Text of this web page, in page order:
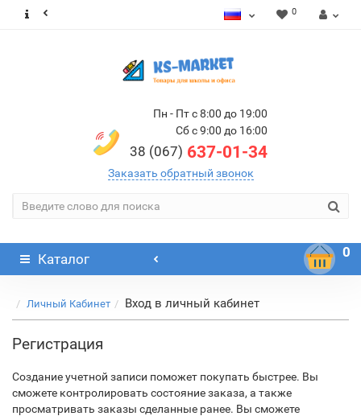
0
Пн - Пт с 8:00 до 19:00
Сб с 9:00 до 16:00
38 (067) 637-01-34
Заказать обратный звонок
Каталог 0
Личный Кабинет Вход в личный кабинет
Регистрация
Создание учетной записи поможет покупать быстрее. Вы
сможете контролировать состояние заказа, а также
просматривать заказы сделанные ранее. Вы сможете